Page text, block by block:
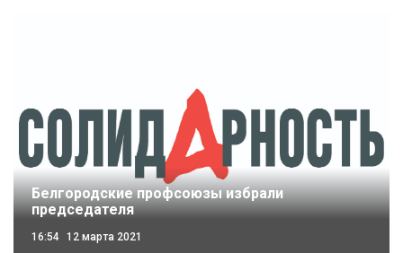
Белгородские профсоюзы избрали
председателя
16:54 12 марта 2021